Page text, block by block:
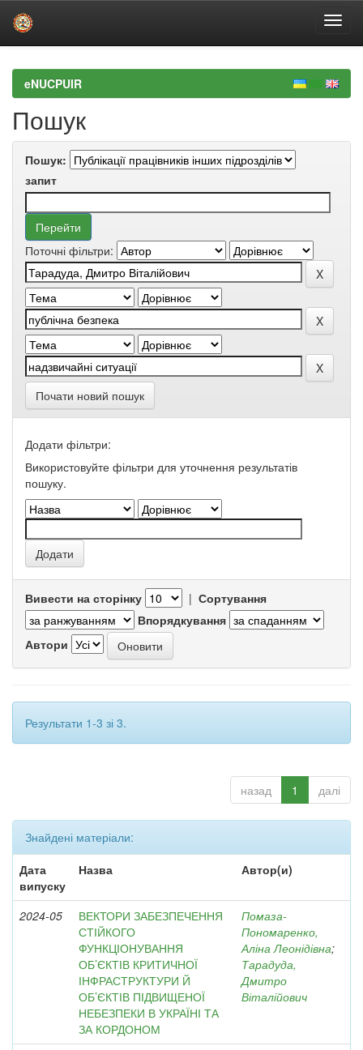
navigationeNUCPUIR
Пошук
Пошук:
запит
Поточні фільтри:
Почати новий пошук
Додати фільтри:
Використовуйте фільтри для уточнення результатів
пошуку.
Вивести на сторінку | Сортування
Впорядкування
Автори
Результати 1-3 зі 3.
назад 1 далі
Знайдені матеріали:
Дата
випуску
Назва Автор(и)
2024-05
ВЕКТОРИ ЗАБЕЗПЕЧЕННЯ
СТІЙКОГО
ФУНКЦІОНУВАННЯ
ОБ’ЄКТІВ КРИТИЧНОЇ
ІНФРАСТРУКТУРИ Й
ОБ’ЄКТІВ ПІДВИЩЕНОЇ
НЕБЕЗПЕКИ В УКРАЇНІ ТА
ЗА КОРДОНОМ
Помаза-
Пономаренко,
Аліна Леонідівна;
Тарадуда,
Дмитро
Віталійович